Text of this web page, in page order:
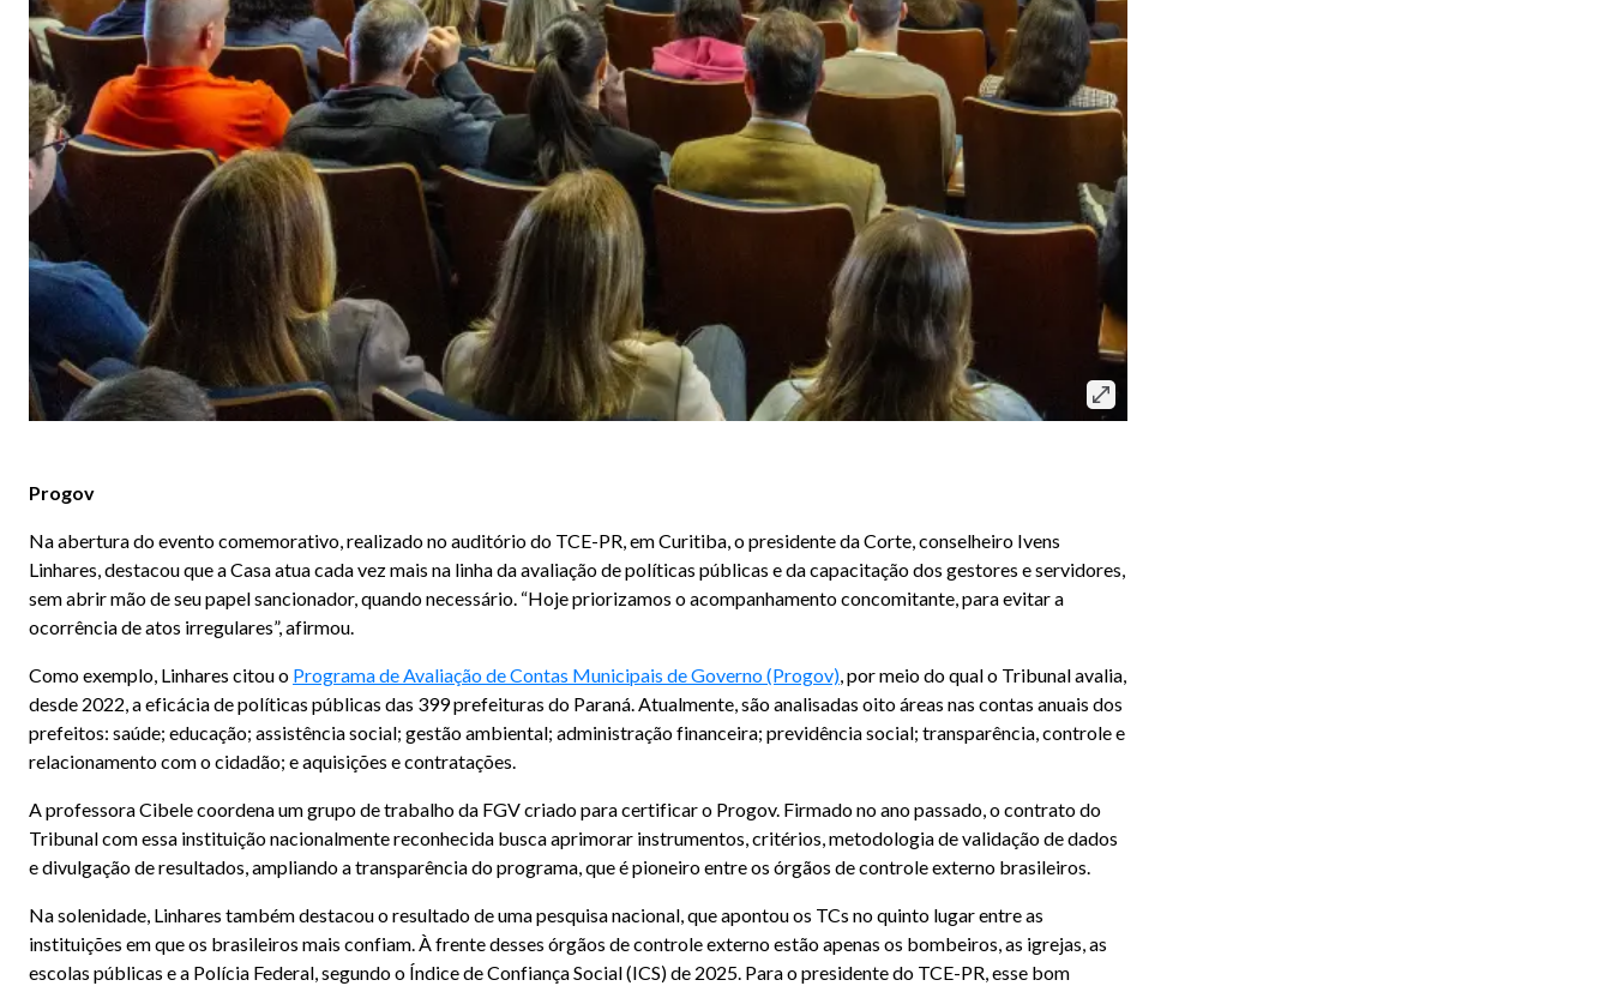
Progov
Na abertura do evento comemorativo, realizado no auditório do TCE-PR, em Curitiba, o presidente da Corte, conselheiro Ivens
Linhares, destacou que a Casa atua cada vez mais na linha da avaliação de políticas públicas e da capacitação dos gestores e servidores,
sem abrir mão de seu papel sancionador, quando necessário. “Hoje priorizamos o acompanhamento concomitante, para evitar a
ocorrência de atos irregulares”, afirmou.
Como exemplo, Linhares citou o Programa de Avaliação de Contas Municipais de Governo (Progov), por meio do qual o Tribunal avalia,
desde 2022, a eficácia de políticas públicas das 399 prefeituras do Paraná. Atualmente, são analisadas oito áreas nas contas anuais dos
prefeitos: saúde; educação; assistência social; gestão ambiental; administração financeira; previdência social; transparência, controle e
relacionamento com o cidadão; e aquisições e contratações.
A professora Cibele coordena um grupo de trabalho da FGV criado para certificar o Progov. Firmado no ano passado, o contrato do
Tribunal com essa instituição nacionalmente reconhecida busca aprimorar instrumentos, critérios, metodologia de validação de dados
e divulgação de resultados, ampliando a transparência do programa, que é pioneiro entre os órgãos de controle externo brasileiros.
Na solenidade, Linhares também destacou o resultado de uma pesquisa nacional, que apontou os TCs no quinto lugar entre as
instituições em que os brasileiros mais confiam. À frente desses órgãos de controle externo estão apenas os bombeiros, as igrejas, as
escolas públicas e a Polícia Federal, segundo o Índice de Confiança Social (ICS) de 2025. Para o presidente do TCE-PR, esse bom